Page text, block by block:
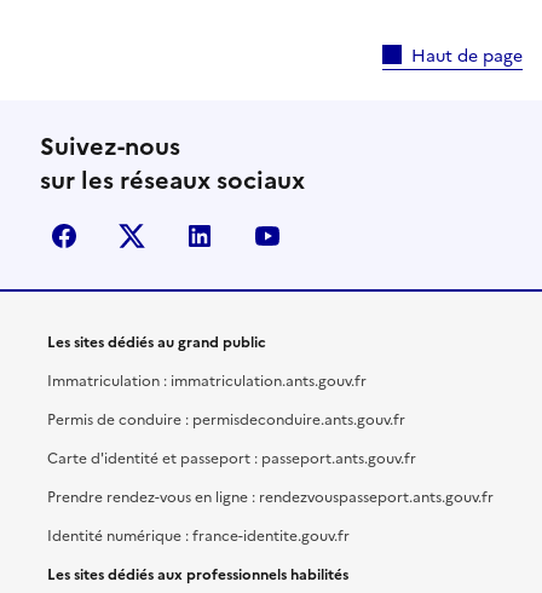
Haut de page
Suivez-nous
sur les réseaux sociaux
facebook X (anciennement Twitter)
linkedin
Les sites dédiés au grand public
Immatriculation : immatriculation.ants.gouv.fr
Permis de conduire : permisdeconduire.ants.gouv.fr
Carte d'identité et passeport : passeport.ants.gouv.fr
Prendre rendez-vous en ligne : rendezvouspasseport.ants.gouv.fr
Identité numérique : france-identite.gouv.fr
Les sites dédiés aux professionnels habilités